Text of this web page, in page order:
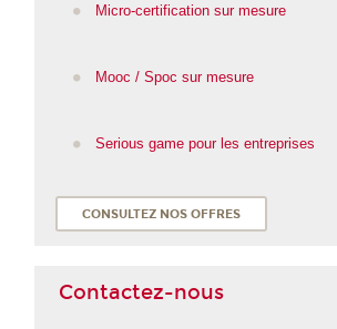
Micro-certification sur mesure
Mooc / Spoc sur mesure
Serious game pour les entreprises
CONSULTEZ NOS OFFRES
Contactez-nous